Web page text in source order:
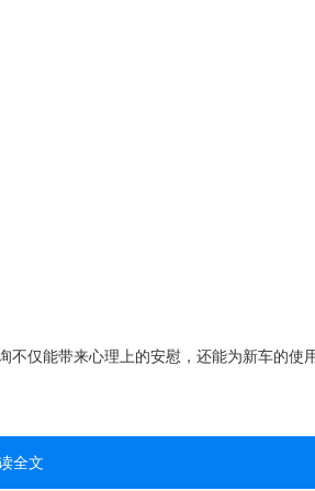
不仅能带来心理上的安慰，还能为新车的使
全文